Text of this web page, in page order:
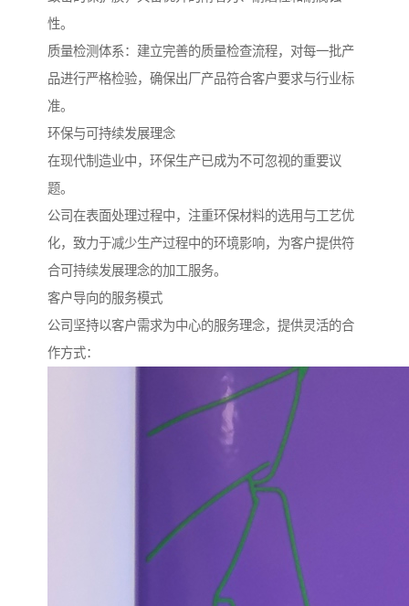
性。
质量检测体系：建立完善的质量检查流程，对每一批产
品进行严格检验，确保出厂产品符合客户要求与行业标
准。
环保与可持续发展理念
在现代制造业中，环保生产已成为不可忽视的重要议
题。
公司在表面处理过程中，注重环保材料的选用与工艺优
化，致力于减少生产过程中的环境影响，为客户提供符
合可持续发展理念的加工服务。
客户导向的服务模式
公司坚持以客户需求为中心的服务理念，提供灵活的合
作方式：